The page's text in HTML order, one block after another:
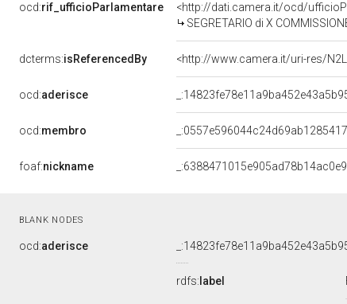
ocd:rif_ufficioParlamentare
<http://dati.camera.it/ocd/
SEGRETARIO di X
dcterms:isReferencedBy <http://www.camera.it/uri-res/
ocd:aderisce
ocd:membro
foaf:nickname
BLANK NODES
ocd:aderisce
rdfs: label